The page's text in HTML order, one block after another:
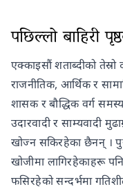
पछिल्लो बाहिरी
एक्काइसौं शताब्दीको
राजनीतिक, आर्थिक र
शासक र बौद्धिक वर्ग
उदारवादी र साम्यवादी
खोज्न सकिरहेका छैनन् ।
खोजीमा लागिरहेकाहरू
फसिरहेको सन्दर्भमा